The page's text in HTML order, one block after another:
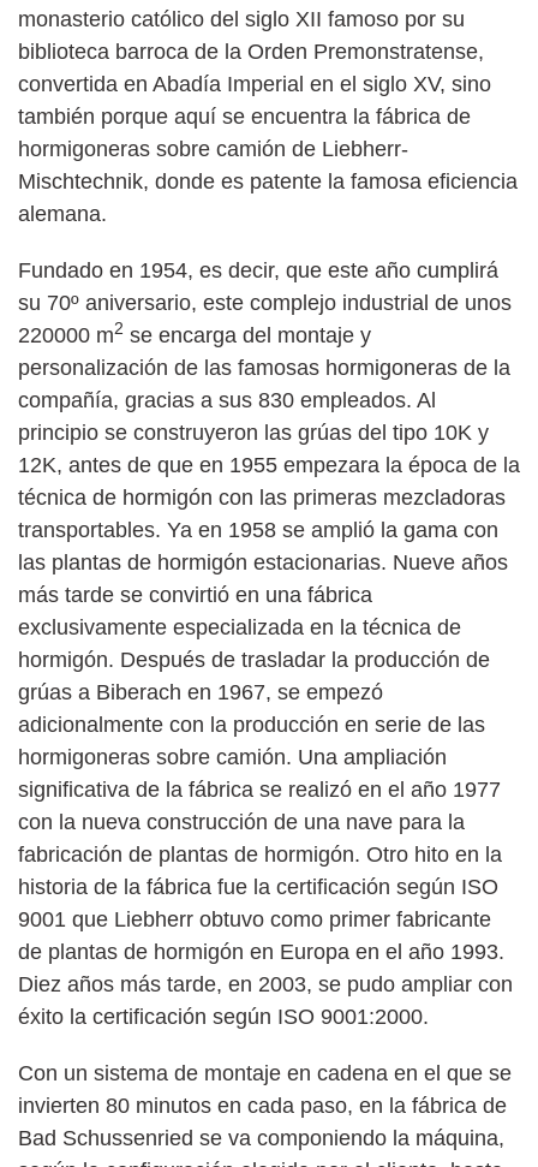
monasterio católico del siglo XII famoso por su
biblioteca barroca de la Orden Premonstratense,
convertida en Abadía Imperial en el siglo XV, sino
también porque aquí se encuentra la fábrica de
hormigoneras sobre camión de Liebherr-
Mischtechnik, donde es patente la famosa eficiencia
alemana.
Fundado en 1954, es decir, que este año cumplirá
su 70º aniversario, este complejo industrial de unos
220000 m2 se encarga del montaje y
personalización de las famosas hormigoneras de la
compañía, gracias a sus 830 empleados. Al
principio se construyeron las grúas del tipo 10K y
12K, antes de que en 1955 empezara la época de la
técnica de hormigón con las primeras mezcladoras
transportables. Ya en 1958 se amplió la gama con
las plantas de hormigón estacionarias. Nueve años
más tarde se convirtió en una fábrica
exclusivamente especializada en la técnica de
hormigón. Después de trasladar la producción de
grúas a Biberach en 1967, se empezó
adicionalmente con la producción en serie de las
hormigoneras sobre camión. Una ampliación
significativa de la fábrica se realizó en el año 1977
con la nueva construcción de una nave para la
fabricación de plantas de hormigón. Otro hito en la
historia de la fábrica fue la certificación según ISO
9001 que Liebherr obtuvo como primer fabricante
de plantas de hormigón en Europa en el año 1993.
Diez años más tarde, en 2003, se pudo ampliar con
éxito la certificación según ISO 9001:2000.
Con un sistema de montaje en cadena en el que se
invierten 80 minutos en cada paso, en la fábrica de
Bad Schussenried se va componiendo la máquina,